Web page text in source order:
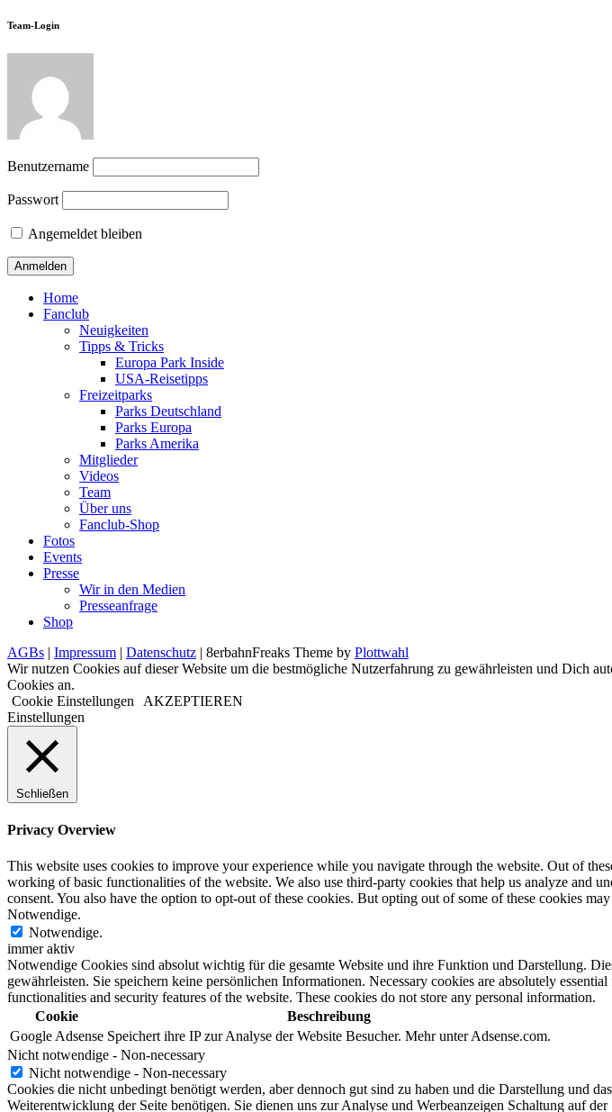
Team-Login
Benutzername
Passwort
Angemeldet bleiben
Home
Fanclub
Neuigkeiten
Tipps & Tricks
Europa Park Inside
USA-Reisetipps
Freizeitparks
Parks Deutschland
Parks Europa
Parks Amerika
Mitglieder
Videos
Team
Über uns
Fanclub-Shop
Fotos
Events
Presse
Wir in den Medien
Presseanfrage
Shop
AGBs | Impressum | Datenschutz | 8erbahnFreaks Theme by Plottwahl
Wir nutzen Cookies auf dieser Website um die bestmögliche Nutzerfahrung zu gewährleisten und
Cookies an.
Cookie Einstellungen
AKZEPTIEREN
Einstellungen
Schließen
Privacy Overview
This website uses cookies to improve your experience while you navigate through the website. Out of
working of basic functionalities of the website. We also use third-party cookies that help us analyze and
consent. You also have the option to opt-out of these cookies. But opting out of some of these cookies
Notwendige.
Notwendige.
immer aktiv
Notwendige Cookies sind absolut wichtig für die gesamte Website und ihre Funktion und Darstellung.
gewährleisten. Sie speichern keine persönlichen Informationen. Necessary cookies are absolutely
functionalities and security features of the website. These cookies do not store any personal information.
Cookie
Beschreibung
Google Adsense Speichert ihre IP zur Analyse der Website Besucher. Mehr unter Adsense.com.
Nicht notwendige - Non-necessary
Nicht notwendige - Non-necessary
Cookies die nicht unbedingt benötigt werden, aber dennoch gut sind zu haben und die Darstellung und
Weiterentwicklung der Seite benötigen. Sie dienen uns zur Analyse und Werbeanzeigen Schaltung auf der